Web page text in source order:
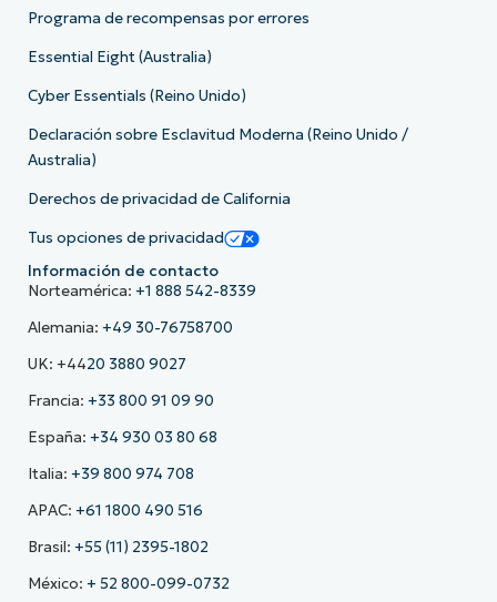
Programa de recompensas por errores
Essential Eight (Australia)
Cyber Essentials (Reino Unido)
Declaración sobre Esclavitud Moderna (Reino Unido /
Australia)
Derechos de privacidad de California
Tus opciones de privacidad
Información de contacto
Norteamérica: +1 888 542-8339
Alemania: +49 30-76758700
UK: +4420 3880 9027
Francia: +33 800 91 09 90
España: +34 930 03 80 68
Italia: +39 800 974 708
APAC: +61 1800 490 516
Brasil: +55 (11) 2395-1802
México: + 52 800-099-0732